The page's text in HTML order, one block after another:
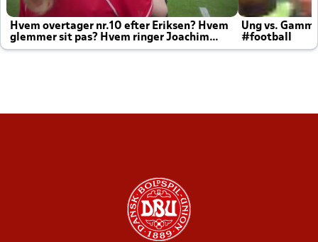
Hvem overtager nr.10 efter Eriksen? Hvem
glemmer sit pas? Hvem ringer Joachim
altid til efter kampe?
Ung vs.
#football